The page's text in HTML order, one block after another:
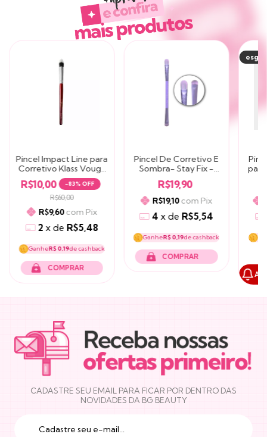
Pincel Impact Line para
Corretivo Klass Vough
(IP-04)
R$10,00 -83% OFF
R$60,00
R$9,60com Pix
2 x de R$5,48
GanheR$ 0,19de cashback
Pincel De Corretivo E
Sombra- Stay Fix -
Ruby Rose
R$19,90
R$19,10com Pix
4 xde R$5,54
GanheR$ 0,19de cashback
NEWSLETTER
CADASTRE SEU EMAIL PARA FICAR POR DENTRO DAS
NOVIDADES DA BG BEAUTY